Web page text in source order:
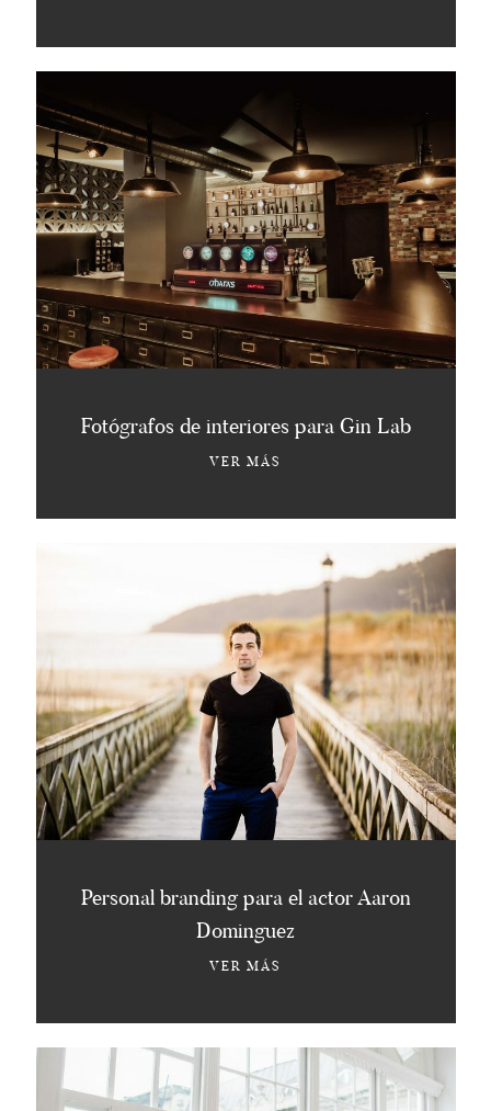
Fotógrafos de interiores para Gin Lab
VER MÁS
Personal branding para el actor Aaron
Dominguez
VER MÁS